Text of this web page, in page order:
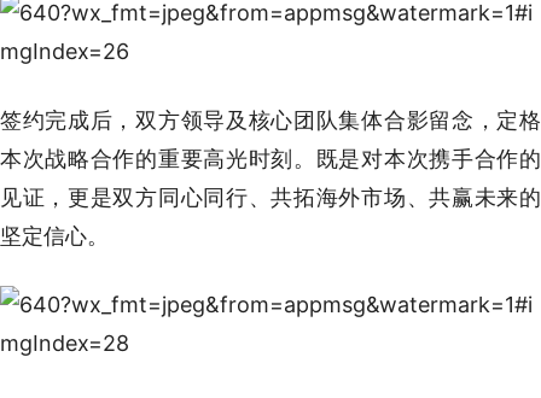
签约完成后，双方领导及核心团队集体合影留念，定格
本次战略合作的重要高光时刻。既是对本次携手合作的
见证，更是双方同心同行、共拓海外市场、共赢未来的
坚定信心。